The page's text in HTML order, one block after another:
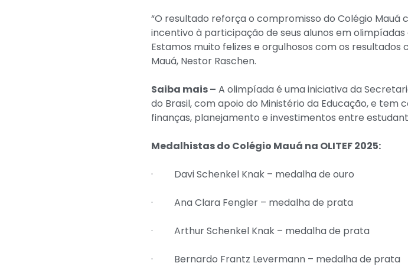
“O resultado reforça o compromisso do Colégio
incentivo à participação de seus alunos em
Estamos muito felizes e orgulhosos com os resultados
Mauá, Nestor Raschen.
Saiba mais – A olimpíada é uma iniciativa da
do Brasil, com apoio do Ministério da Educação, e
finanças, planejamento e investimentos entre
Medalhistas do Colégio Mauá na OLITEF 2025:
· Davi Schenkel Knak – medalha de ouro
· Ana Clara Fengler – medalha de prata
· Arthur Schenkel Knak – medalha de prata
· Bernardo Frantz Levermann – medalha de prata